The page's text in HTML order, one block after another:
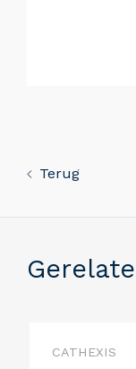
Terug
CATHEXIS